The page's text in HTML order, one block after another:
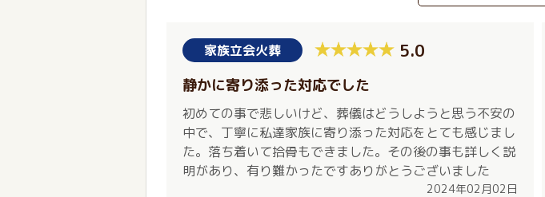
家族立会火葬 5.0
静かに寄り添った対応でした
初めての事で悲しいけど、葬儀はどうしようと思う不安の
中で、丁寧に私達家族に寄り添った対応をとても感じまし
た。落ち着いて拾骨もできました。その後の事も詳しく説
明があり、有り難かったですありがとうございました
2024年02月02日